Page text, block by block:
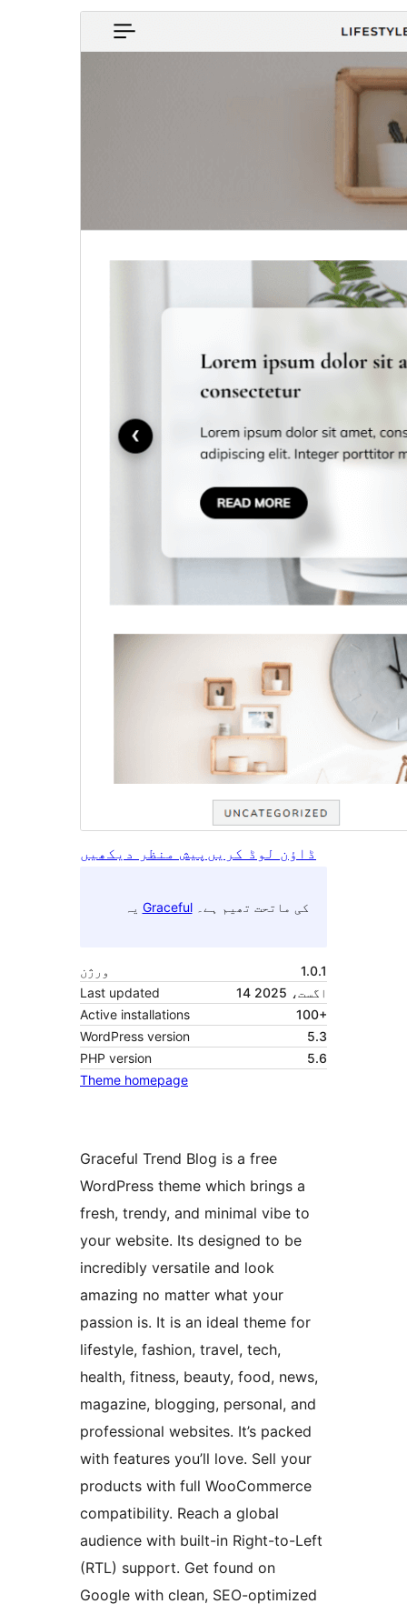
پیش منظر دیکھیں ڈاؤن لوڈ کریں
Graceful کی ماتحت تھیم ہے۔
ورژن
1.0.1
Last updated
14 اگست، 2025
Active installations
100+
WordPress version
5.3
PHP version
5.6
Theme homepage
Graceful Trend Blog is a free
WordPress theme which brings a
fresh, trendy, and minimal vibe to
your website. Its designed to be
incredibly versatile and look
amazing no matter what your
passion is. It is an ideal theme for
lifestyle, fashion, travel, tech,
health, fitness, beauty, food, news,
magazine, blogging, personal, and
professional websites. It’s packed
with features you’ll love. Sell your
products with full WooCommerce
compatibility. Reach a global
audience with built-in Right-to-Left
(RTL) support. Get found on
Google with clean, SEO-optimized